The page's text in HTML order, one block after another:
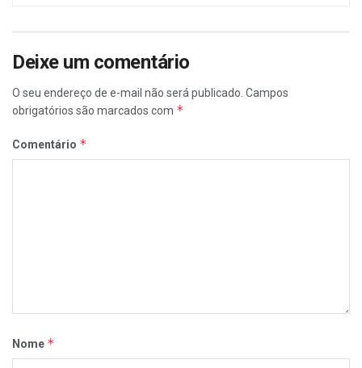
Deixe um comentário
O seu endereço de e-mail não será publicado. Campos
obrigatórios são marcados com *
Comentário *
Nome *